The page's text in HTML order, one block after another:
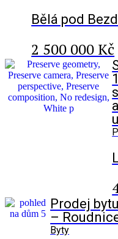
Bělá pod
2 500 000 Kč
Prodej
–
Byty